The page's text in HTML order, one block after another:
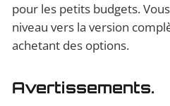
pour les petits budgets.
niveau vers la version
achetant des options.
Avertissements.